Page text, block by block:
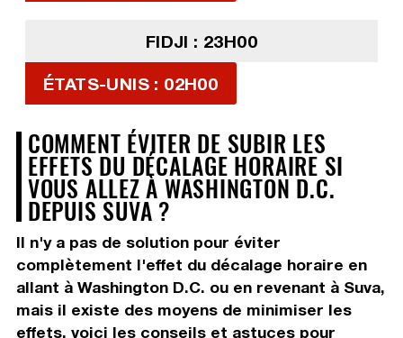
FIDJI : 23H00
ÉTATS-UNIS : 02H00
COMMENT ÉVITER DE SUBIR LES
EFFETS DU DÉCALAGE HORAIRE SI
VOUS ALLEZ À WASHINGTON D.C.
DEPUIS SUVA ?
Il n'y a pas de solution pour éviter
complètement l'effet du décalage horaire en
allant à Washington D.C. ou en revenant à Suva,
mais il existe des moyens de minimiser les
effets, voici les conseils et astuces pour